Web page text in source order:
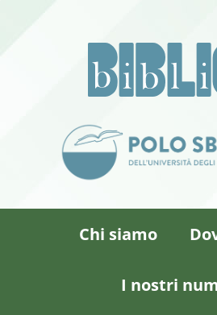
Chi siamo
I nostri